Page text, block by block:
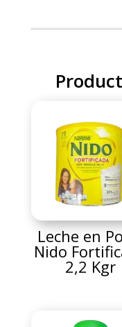
Leche en
Nido
2,2 Kgr